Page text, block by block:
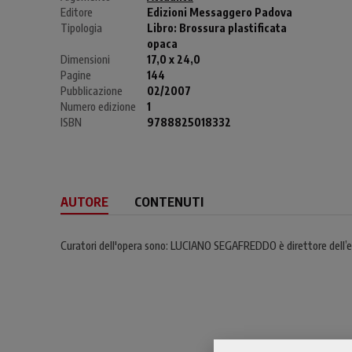
Editore
Edizioni Messaggero Padova
Tipologia
Libro: Brossura plastificata
opaca
Dimensioni
17,0 x 24,0
Pagine
144
Pubblicazione
02/2007
Numero edizione
1
ISBN
9788825018332
AUTORE CONTENUTI
Curatori dell'opera sono: LUCIANO SEGAFREDDO è direttore